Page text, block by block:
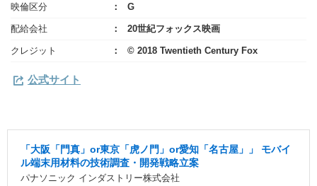
映倫区分 G
配給会社 20世紀フォックス映画
クレジット © 2018 Twentieth Century Fox
公式サイト
「大阪「門真」or東京「虎ノ門」or愛知「名古屋」」 モバイ
ル端末用材料の技術調査・開発戦略立案
パナソニック インダストリー株式会社